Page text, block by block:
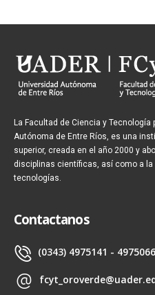
La Facultad de Ciencia y Tecnología
Autónoma de Entre Ríos, es una
superior, creada en el año 2000 y
disciplinas científicas, así como a
tecnologías.
Contactanos
(0343) 4975141 - 4975066